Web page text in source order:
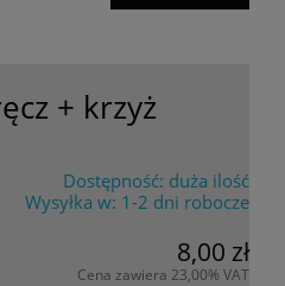
+ krzyż
Dostępność: duża ilość
Wysyłka w: 1-2 dni robocze
8,00 zł
Cena zawiera 23,00% VAT